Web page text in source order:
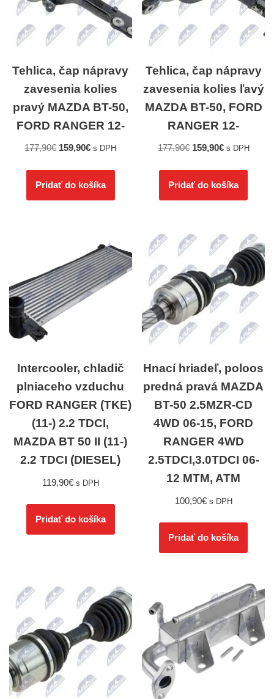
Tehlica, čap nápravy
zavesenia kolies
pravý MAZDA BT-50,
FORD RANGER 12-
177,90€ 159,90€ s DPH
Pridať do košíka
Tehlica, čap nápravy
zavesenia kolies ľavý
MAZDA BT-50, FORD
RANGER 12-
177,90€ 159,90€ s DPH
Pridať do košíka
Intercooler, chladič
plniaceho vzduchu
FORD RANGER (TKE)
(11-) 2.2 TDCI,
MAZDA BT 50 II (11-)
2.2 TDCI (DIESEL)
119,90€ s DPH
Pridať do košíka
Hnací hriadeľ, poloos
predná pravá MAZDA
BT-50 2.5MZR-CD
4WD 06-15, FORD
RANGER 4WD
2.5TDCI,3.0TDCI 06-
12 MTM, ATM
100,90€ s DPH
Pridať do košíka